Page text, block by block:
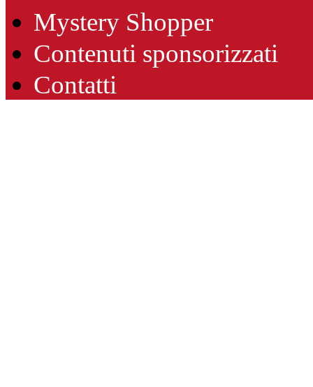
Mystery Shopper
Contenuti sponsorizzati
Contatti